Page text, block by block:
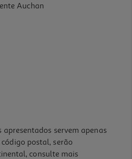
Auchan
servem apenas
postal, serão
consulte mais